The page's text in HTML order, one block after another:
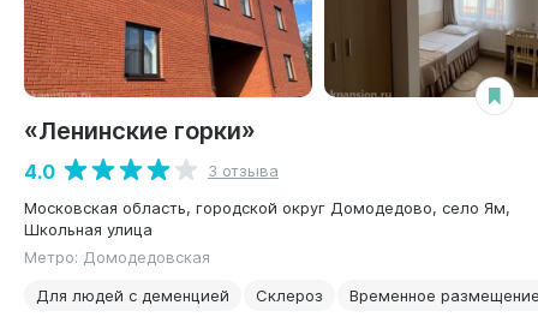
«Ленинские горки»
4.0
3 отзыва
Московская область, городской округ Домодедово, село Ям,
Школьная улица
Метро: Домодедовская
Для людей с деменцией
Склероз Временное